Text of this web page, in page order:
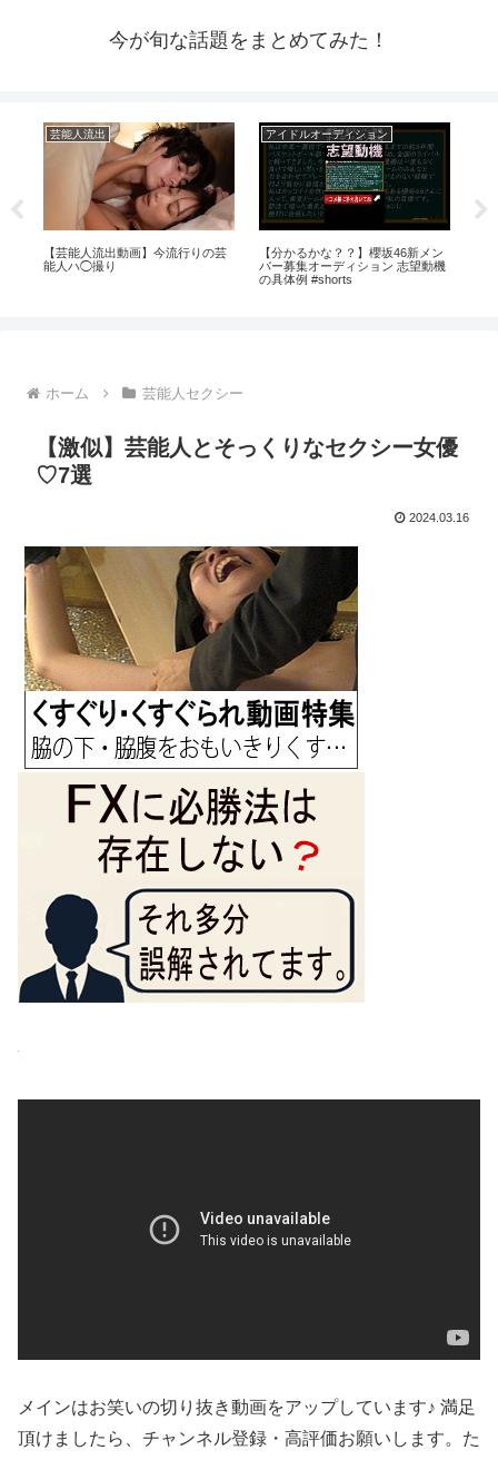
今が旬な話題をまとめてみた！
芸能人流出
【芸能人流出動画】今流行りの芸
能人ハ◯撮り
アイドルオーディション
【分かるかな？？】櫻坂46新メン
バー募集オーディション 志望動機
の具体例 #shorts
ホーム 芸能人セクシー
【激似】芸能人とそっくりなセクシー女優
♡7選
2024.03.16
メインはお笑いの切り抜き動画をアップしています♪ 満足
頂けましたら、チャンネル登録・高評価お願いします。た